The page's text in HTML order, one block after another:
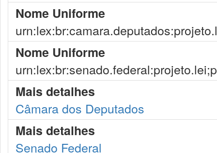
Nome Uniforme
Nome Uniforme
Mais detalhes
Câmara dos Deputados
Mais detalhes
Senado Federal